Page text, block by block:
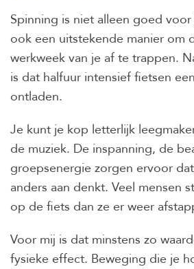
Spinning is niet alleen goed
ook een uitstekende manier om
werkweek van je af te trappen.
is dat halfuur intensief fietsen
ontladen.
Je kunt je kop letterlijk
de muziek. De inspanning, de
groepsenergie zorgen ervoor
anders aan denkt. Veel mensen
op de fiets dan ze er weer
Voor mij is dat minstens zo
fysieke effect. Beweging die je